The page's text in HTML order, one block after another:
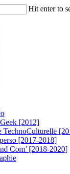
Hit enter to
[2012]
TechnoCulturelle
[2017-2018]
Com’ [2018-2020]